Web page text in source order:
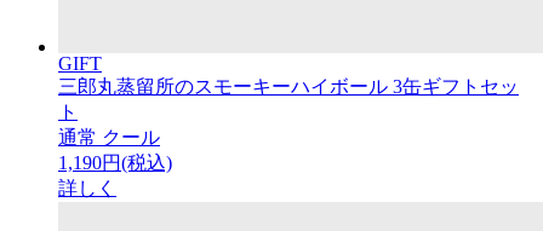
GIFT
三郎丸蒸留所のスモーキーハイボール 3缶ギフトセッ
ト
通常 クール
1,190円(税込)
詳しく